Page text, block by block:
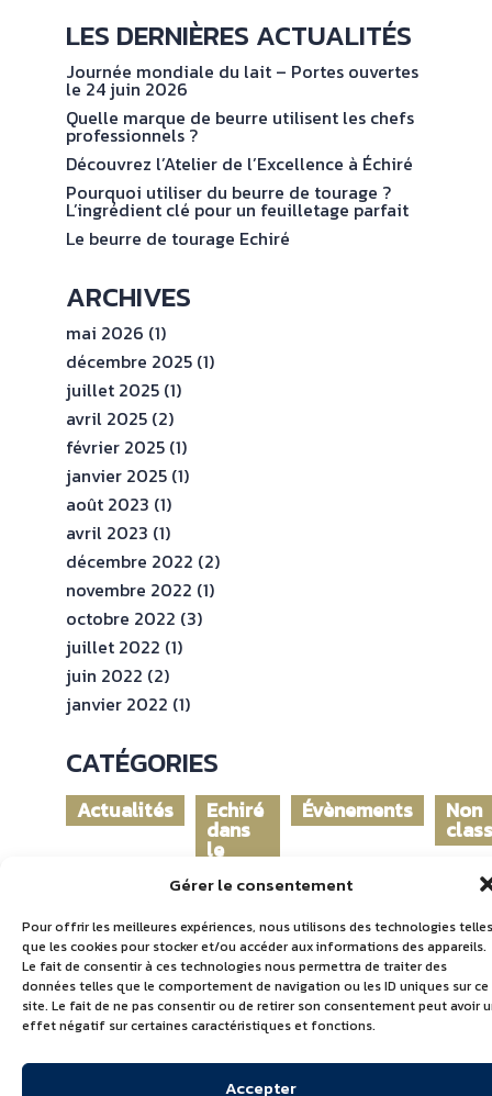
Gérer le consentement
Pour offrir les meilleures expériences, nous utilisons des technologies telles
que les cookies pour stocker et/ou accéder aux informations des appareils.
Le fait de consentir à ces technologies nous permettra de traiter des
données telles que le comportement de navigation ou les ID uniques sur ce
site. Le fait de ne pas consentir ou de retirer son consentement peut avoir
effet négatif sur certaines caractéristiques et fonctions.
Accepter
RECETTES
& INSPIRATIONS
NOS
ENGAGEMENTS
ESPACE
PROFESSIONNEL
LES DERNIÈRES ACTUALITÉS
Journée mondiale du lait – Portes ouvertes
le 24 juin 2026
Quelle marque de beurre utilisent les chefs
professionnels ?
Découvrez l’Atelier de l’Excellence à Échiré
Pourquoi utiliser du beurre de tourage ?
L’ingrédient clé pour un feuilletage parfait
Le beurre de tourage Echiré
ARCHIVES
mai 2026 (1)
décembre 2025 (1)
juillet 2025 (1)
avril 2025 (2)
février 2025 (1)
janvier 2025 (1)
août 2023 (1)
avril 2023 (1)
décembre 2022 (2)
novembre 2022 (1)
octobre 2022 (3)
juillet 2022 (1)
juin 2022 (2)
janvier 2022 (1)
CATÉGORIES
Actualités Echiré
dans
le
Évènements Non